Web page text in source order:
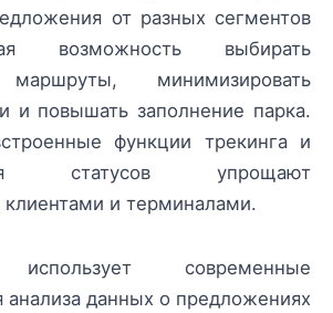
от разных сегментов
возможность выбирать
минимизировать
и повышать заполнение парка.
функции трекинга и
статусов упрощают
и терминалами.
использует современные
анализа данных о предложениях